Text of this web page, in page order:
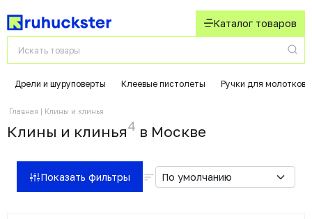
Каталог товаров
Дрели и шуруповерты Клеевые пистолеты Ручки для молотков
Главная Клины и клинья
Клины и клинья4 в Москвe
Показать фильтры